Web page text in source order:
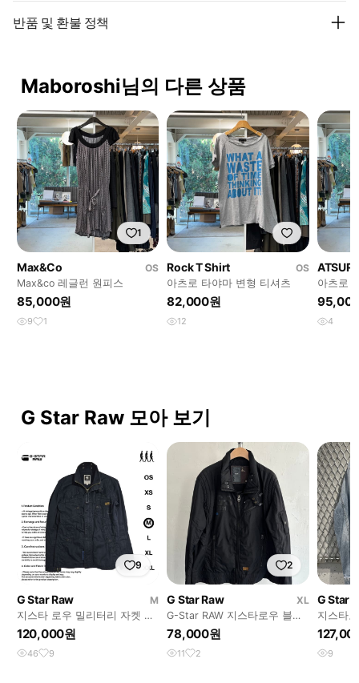
반품 및 환불 정책
Maboroshi님의 다른 상품
1
Max&Co
OS
Max&co 레글런 원피스
85,000원
9 1
Rock T Shirt
OS
아츠로 타야마 변형 티셔츠
82,000원
12
아츠로
드 원피
4
G Star Raw 모아 보기
9
G Star Raw
M
지스타 로우 밀리터리 자켓 M
사이즈
120,000원
46 9
2
G Star Raw
XL
G-Star RAW 지스타로우 블랙
컬러 나일론 유틸리티 자켓
78,000원
11 2
G Star
지스타
9